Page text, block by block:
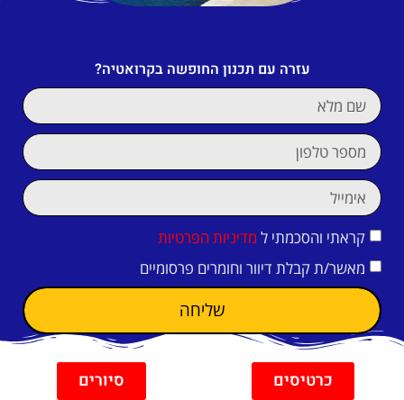
עזרה עם תכנון החופשה בקרואטיה?
קראתי והסכמתי ל מדיניות הפרטיות
מאשר/ת קבלת דיוור וחומרים פרסומיים
שליחה
כרטיסים סיורים